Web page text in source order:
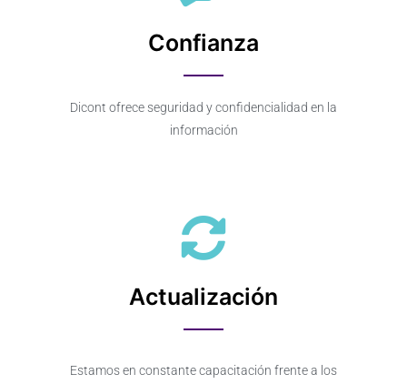
Confianza
Dicont ofrece seguridad y confidencialidad en la
información
Actualización
Estamos en constante capacitación frente a los